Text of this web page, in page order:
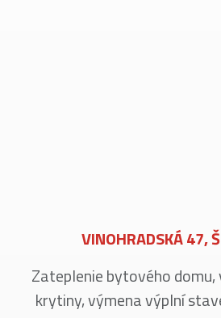
VINOHRADSKÁ 47,
Zateplenie bytového
krytiny, výmena výplní